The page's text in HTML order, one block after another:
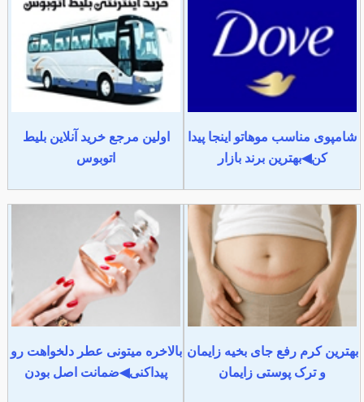
شامپوی مناسب موهاتو اینجا پیدا
کن◀بهترین برند بازار
اولین مرجع خرید آنلاین بلیط
اتوبوس
بهترین کرم رفع جای بخیه زایمان
و ترک پوستی زایمان
بالاخره میتونی عطر دلخواهت رو
پیداکنی◀ضمانت اصل بودن